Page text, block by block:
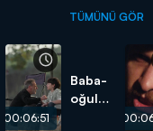
TÜMÜNÜ GÖR
00:06:51
Baba-
oğul